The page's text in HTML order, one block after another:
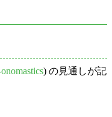
) の見通しが記